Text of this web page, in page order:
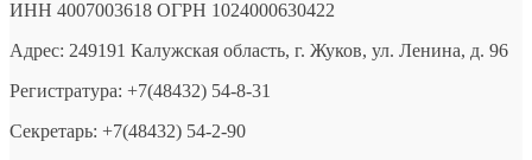
ИНН 4007003618 ОГРН 1024000630422
Адрес: 249191 Калужская область, г. Жуков, ул. Ленина, д. 96
Регистратура: +7(48432) 54-8-31
Секретарь: +7(48432) 54-2-90